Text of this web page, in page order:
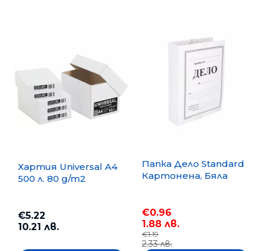
Хартия Universal A4
500 л. 80 g/m2
€5.22
10.21 лв.
Папка Дело Standard
Картонена, Бяла
€0.96
1.88 лв.
€1.19
2.33 лв.